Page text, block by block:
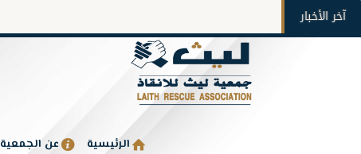
آخر الأخبار
الرئيسية عن الجمعية